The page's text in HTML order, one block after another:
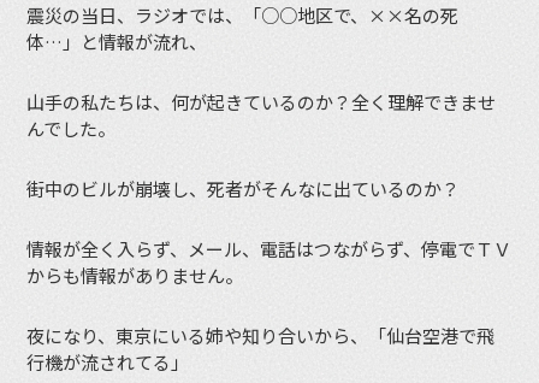
震災の当日、ラジオでは、「○○地区で、××名の死
体…」と情報が流れ、
山手の私たちは、何が起きているのか？全く理解できませ
んでした。
街中のビルが崩壊し、死者がそんなに出ているのか？
情報が全く入らず、メール、電話はつながらず、停電でＴＶ
からも情報がありません。
夜になり、東京にいる姉や知り合いから、「仙台空港で飛
行機が流されてる」